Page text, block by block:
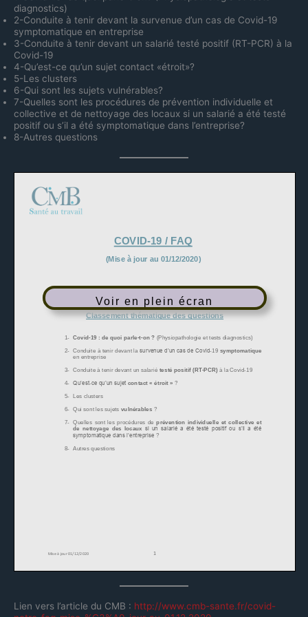
diagnostics)
2-Conduite à tenir devant la survenue d’un cas de Covid-19
symptomatique en entreprise
3-Conduite à tenir devant un salarié testé positif (RT-PCR) à la
Covid-19
4-Qu’est-ce qu’un sujet contact «étroit»?
5-Les clusters
6-Qui sont les sujets vulnérables?
7-Quelles sont les procédures de prévention individuelle et
collective et de nettoyage des locaux si un salarié a été testé
positif ou s’il a été symptomatique dans l’entreprise?
8-Autres questions
Voir en plein écran
Lien vers l’article du CMB : http://www.cmb-sante.fr/covid-